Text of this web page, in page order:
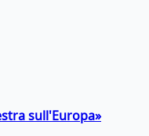
sull'Europa»